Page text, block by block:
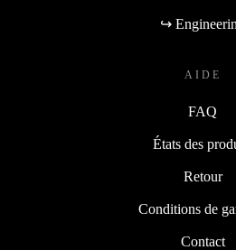
↪
AIDE
FAQ
États des
Retour
Conditions de
Contact